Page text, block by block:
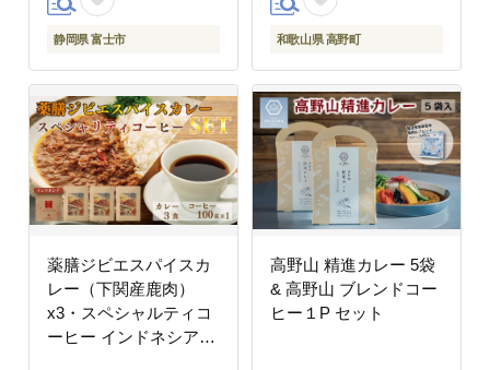
静岡県 富士市 和歌山県 高野町
薬膳ジビエスパイスカ
レー（下関産鹿肉）
x3・スペシャルティコ
ーヒー インドネシア
高野山 精進カレー 5袋
& 高野山 ブレンドコー
ヒー１P セット